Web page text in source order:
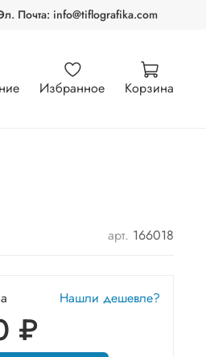
Почта: info@tiflografika.com
Избранное Корзина
арт. 166018
Нашли дешевле?
₽